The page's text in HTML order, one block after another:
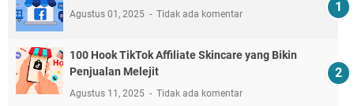
Agustus 01, 2025 Tidak ada komentar
100 Hook TikTok Affiliate Skincare yang Bikin
Penjualan Melejit
Agustus 11, 2025 Tidak ada komentar